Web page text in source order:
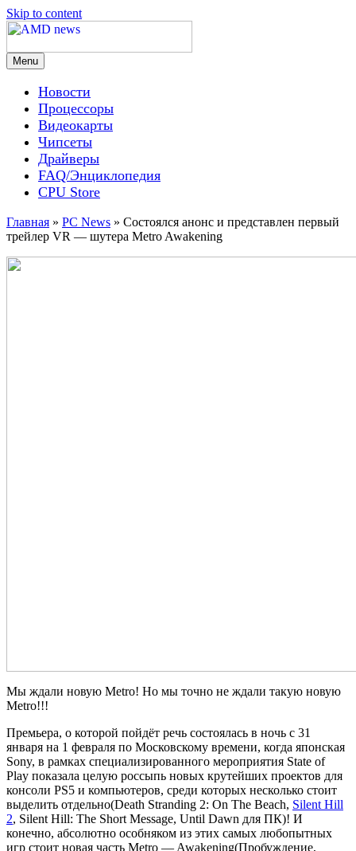
Skip to content
AMD news
Menu
Новости
Процессоры
Видеокарты
Чипсеты
Драйверы
FAQ/Энциклопедия
CPU Store
Главная » PC News » Состоялся анонс и представлен первый
трейлер VR — шутера Metro Awakening
Мы ждали новую Metro! Но мы точно не ждали такую новую
Metro!!!
Премьера, о которой пойдёт речь состоялась в ночь с 31
января на 1 февраля по Московскому времени, когда японская
Sony, в рамках специализированного мероприятия State of
Play показала целую россыпь новых крутейших проектов для
консоли PS5 и компьютеров, среди которых несколько стоит
выделить отдельно(Death Stranding 2: On The Beach, Silent Hill
2, Silent Hill: The Short Message, Until Dawn для ПК)! И
конечно, абсолютно особняком из этих самых любопытных
игр стоит новая часть Metro — Awakening(Пробуждение,